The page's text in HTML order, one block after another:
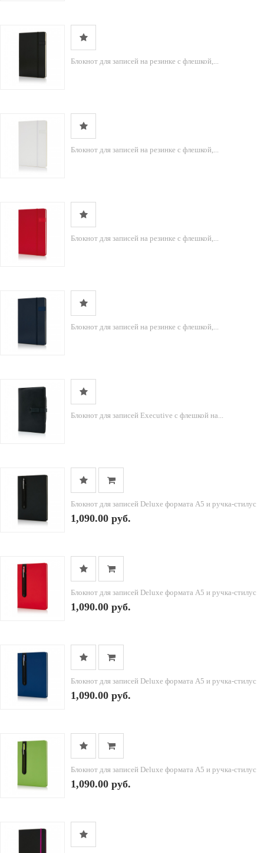
Блокнот для записей на резинке с флешкой,...
Блокнот для записей на резинке с флешкой,...
Блокнот для записей на резинке с флешкой,...
Блокнот для записей на резинке с флешкой,...
Блокнот для записей Executive с флешкой на...
Блокнот для записей Deluxe формата A5 и ручка-стилус
1,090.00 руб.
Блокнот для записей Deluxe формата A5 и ручка-стилус
1,090.00 руб.
Блокнот для записей Deluxe формата A5 и ручка-стилус
1,090.00 руб.
Блокнот для записей Deluxe формата A5 и ручка-стилус
1,090.00 руб.